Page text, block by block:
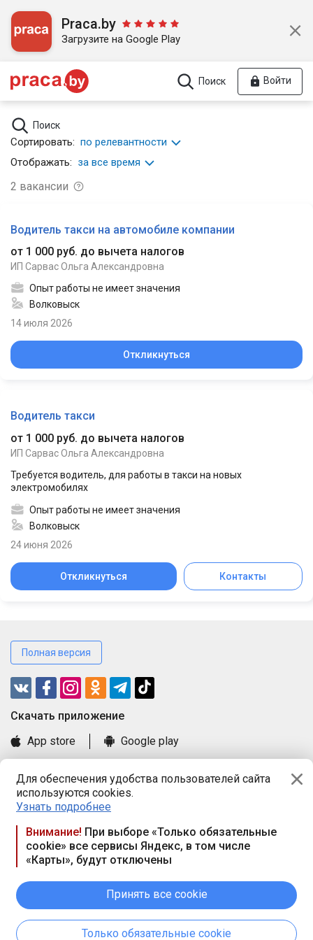
Для обеспечения удобства пользователей сайта
используются cookies.
Узнать подробнее
Внимание! При выборе «Только обязательные
cookie» все сервисы Яндекс, в том числе
«Карты», будут отключены
Принять все cookie
Только обязательные cookie
Praca.by
Загрузите на Google Play
Поиск Войти
Поиск
Сортировать: по релевантности
Отображать: за все время
2 вакансии
Водитель такси на автомобиле компании
от 1 000 руб. до вычета налогов
ИП Сарвас Ольга Александровна
Опыт работы не имеет значения
Волковыск
14 июля 2026
Откликнуться
Водитель такси
от 1 000 руб. до вычета налогов
ИП Сарвас Ольга Александровна
Требуется водитель, для работы в такси на новых
электромобилях
Опыт работы не имеет значения
Волковыск
24 июня 2026
Откликнуться Контакты
Полная версия
Cкачать приложение
App store
Google play
Книга замечаний и предложений
Правила и документы
Praca.by © 2000—2026, ООО «ПРАЦА БАЙ»
Республика Беларусь, 220114, г. Минск, пр-т Независимости
117а, пом. № 9.
вых. дн. — сб., вс.
Режим работы сайта — круглосуточно. E-mail ООО «ПРАЦА
БАЙ» editor@praca.by